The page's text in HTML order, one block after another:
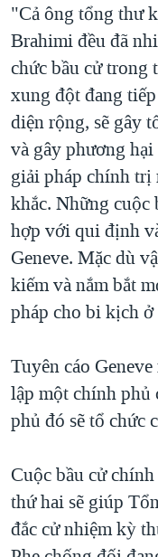
"Cả ông tổng thư
Brahimi đều đã
chức bầu cử trong
xung đột đang
diện rộng, sẽ gây
và gây phương
giải pháp chính trị
khắc. Những
hợp với qui định
Geneve. Mặc dù
kiếm và nắm bắt
pháp cho bi kịch
Tuyên cáo
lập một chính phủ
phủ đó sẽ tổ chức
Cuộc bầu cử
thứ hai sẽ giúp
đắc cử nhiệm kỳ